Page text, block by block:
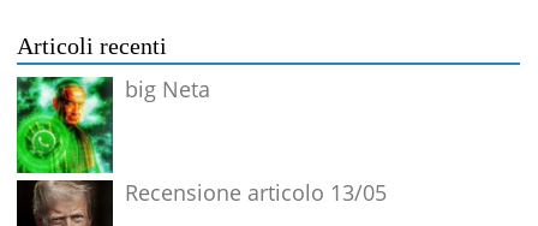
Articoli recenti
big Neta
Recensione articolo 13/05